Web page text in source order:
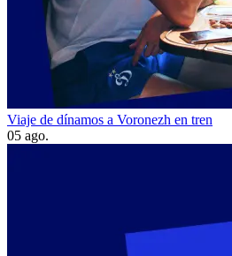
Viaje de dínamos a Voronezh en tren
05 ago.